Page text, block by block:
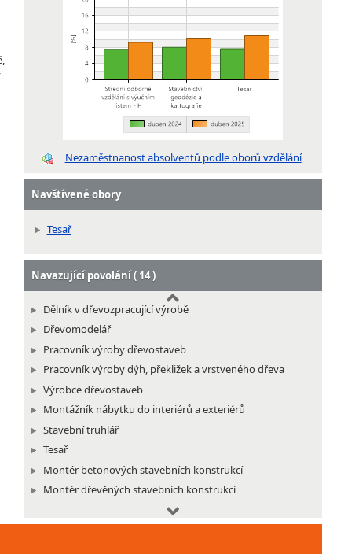
Nezaměstnanost absolventů podle oborů vzdělání
Navštívené obory
Tesař
Navazující povolání ( 14 )
Montér protihlukových a antivibračních izolací a
akustických úprav budov
Montér zateplovacích systémů
Stavěč dekorací
Dělník v dřevozpracující výrobě
Dřevomodelář
Pracovník výroby dřevostaveb
Pracovník výroby dýh, překližek a vrstveného dřeva
Výrobce dřevostaveb
Montážník nábytku do interiérů a exteriérů
Stavební truhlář
Tesař
Montér betonových stavebních konstrukcí
Montér dřevěných stavebních konstrukcí
Montér protihlukových a antivibračních izolací a
akustických úprav budov